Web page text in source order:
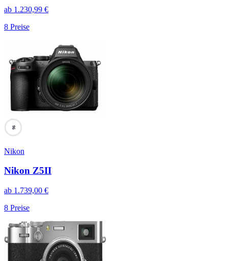
ab 1.230,99 €
8 Preise
96
Nikon
Nikon Z5II
ab 1.739,00 €
8 Preise